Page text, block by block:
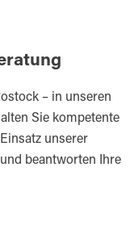
– in unseren
Sie kompetente
unserer
beantworten Ihre